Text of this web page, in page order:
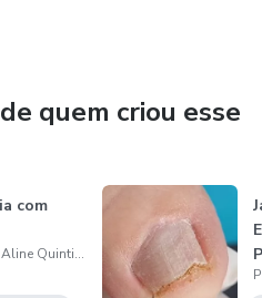
quem criou esse
com
Profª. Esp. Aline Quintino